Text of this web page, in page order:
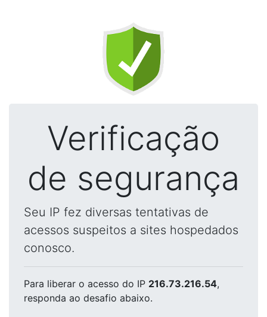
Verificação
de segurança
Seu IP fez diversas tentativas de
acessos suspeitos a sites hospedados
conosco.
Para liberar o acesso do IP 216.73.216.54,
responda ao desafio abaixo.